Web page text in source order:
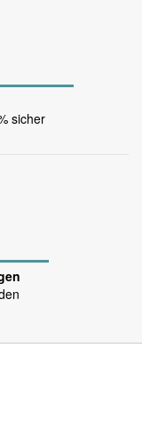
sicher